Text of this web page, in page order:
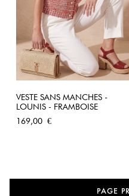
VESTE SANS MANCHES -
LOUNIS - FRAMBOISE
Prix
169,00 €
PAGE